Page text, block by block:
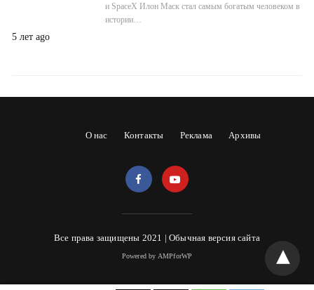
и SpaceX Илон Маск стал самым богатым человеком в
истории…
5 лет ago
О нас Контакты Реклама Архивы
Все права защищены 2021 |Обычная версия сайта
Powered by AMPforWP